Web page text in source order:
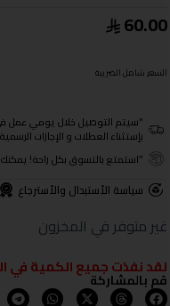
60.00
السعر شامل الضريبة
"سيتم التوصيل خلال يومي عمل في المدن
بإستثناء العطلات و الإجازات
"استمتع بالتسوق بكل راحة! يمكنك استرجاع المنتجات
سياسة الأستبدال والأسترجاع
غير متوفر في المخزون
لقد نفذت جميع الكمية في
قم بالمشاركة